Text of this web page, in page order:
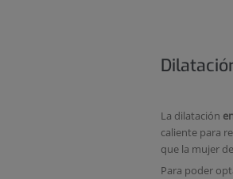
La dilatación
caliente para
que la mujer
Para poder